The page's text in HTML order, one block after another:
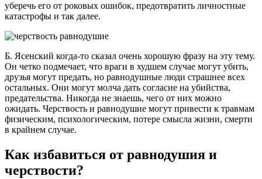
уберечь его от роковых ошибок, предотвратить личностные
катастрофы и так далее.
Б. Ясенский когда-то сказал очень хорошую фразу на эту тему.
Он четко подмечает, что враги в худшем случае могут убить,
друзья могут предать, но равнодушные люди страшнее всех
остальных. Они могут молча дать согласие на убийства,
предательства. Никогда не знаешь, чего от них можно
ожидать. Черствость и равнодушие могут привести к травмам
физическим, психологическим, потере смысла жизни, смерти
в крайнем случае.
Как избавиться от равнодушия и
черствости?